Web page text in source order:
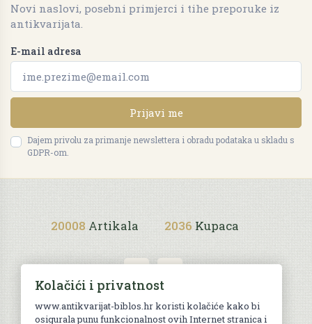
Novi naslovi, posebni primjerci i tihe preporuke iz
antikvarijata.
E-mail adresa
Prijavi me
Dajem privolu za primanje newslettera i obradu podataka u skladu s
GDPR-om.
20008 Artikala 2036 Kupaca
Uvjeti kupnje
Kolačići i privatnost
www.antikvarijat-biblos.hr koristi kolačiće kako bi
osigurala punu funkcionalnost ovih Internet stranica i